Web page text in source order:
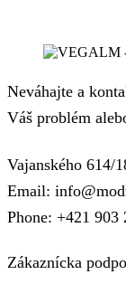
Neváhajte a
Váš problém
Vajanského 614/
Email:
Phone: +421 903
Zákaznícka